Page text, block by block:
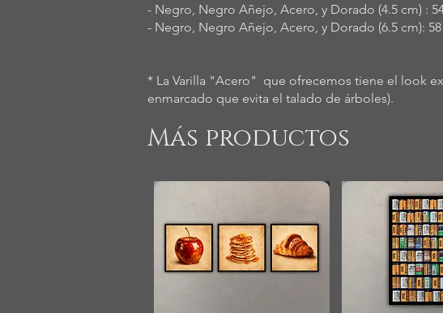
- Negro, Negro Añejo, Acero, y Dorado (4.5 cm) :
- Negro, Negro Añejo, Acero, y Dorado (6.5 cm):
* La Varilla "Acero" que ofrecemos tiene el look
enmarcado que evita el talado de árboles).
Más productos